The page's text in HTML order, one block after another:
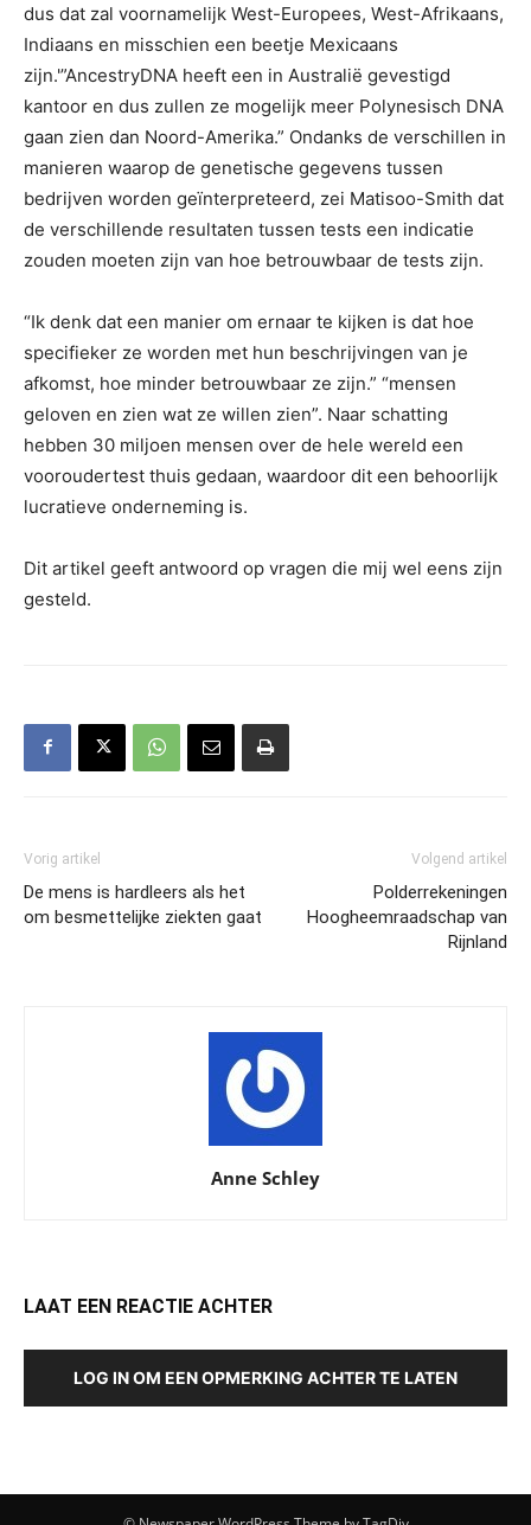
dus dat zal voornamelijk West-Europees, West-Afrikaans,
Indiaans en misschien een beetje Mexicaans
zijn.'”AncestryDNA heeft een in Australië gevestigd
kantoor en dus zullen ze mogelijk meer Polynesisch DNA
gaan zien dan Noord-Amerika.” Ondanks de verschillen in
manieren waarop de genetische gegevens tussen
bedrijven worden geïnterpreteerd, zei Matisoo-Smith dat
de verschillende resultaten tussen tests een indicatie
zouden moeten zijn van hoe betrouwbaar de tests zijn.
“Ik denk dat een manier om ernaar te kijken is dat hoe
specifieker ze worden met hun beschrijvingen van je
afkomst, hoe minder betrouwbaar ze zijn.” “mensen
geloven en zien wat ze willen zien”. Naar schatting
hebben 30 miljoen mensen over de hele wereld een
vooroudertest thuis gedaan, waardoor dit een behoorlijk
lucratieve onderneming is.
Dit artikel geeft antwoord op vragen die mij wel eens zijn
gesteld.
Vorig artikel
De mens is hardleers als het
om besmettelijke ziekten gaat
Volgend artikel
Polderrekeningen
Hoogheemraadschap van
Rijnland
Anne Schley
LAAT EEN REACTIE ACHTER
LOG IN OM EEN OPMERKING ACHTER TE LATEN